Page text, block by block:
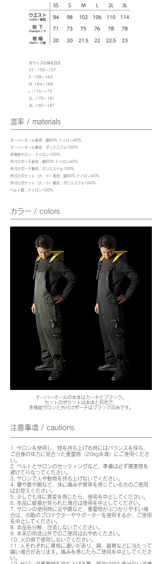
各サイズの身長目安
SS : 150～157
S :158～163
M :164～169
L :170～175
2L :176～181
3L :182～187
混率 / materials
オーバーオール表地 : 綿60% ナイロン40%
オーバーオール裏地 : ポリエステル100%
多機能サロン : ナイロン100%
外付けポーチ表地 : 綿60% ナイロン40%
外付けポーチ裏地 : ポリエステル100%
外付けポケット（大・小）表地 : 綿60% ナイロン40%
外付けポケット（大・小）裏地 : ポリエステル100%
ベルト類 : ナイロン100%
カラー / colors
オーバーオールの本体はカーキとブラック。
セットのポケットは本体と同色で、
多機能サロンと外付けポーチはブラックのみです。
注意事項 / cautions
1. サロンを使用し、物を持ち上げる時にはバランスを保ち、
ご自身の体力に見合った重量物（20kg未満）にご使用くださ
い。
2. ベルトとサロンのセッティングなど、準備は必ず障害物を
避けて行なってください。
3. サロンで人や動物を持ち上げないでください。
4. 腰や膝や腕など、体に痛みや異常を感じている方のご使用
はお控えください。
5. 少しでも体に異変を感じたら、使用を中止してください。
6. 本品に破損が見られた場合は使用を中止してください。
7. サロンの使用時に足や膝など、重量物がぶつかりやすい場
合は、市販のプロテクターやサポーターを使用するか、ご使用
を中止してください。
8. 本品を分解、改造しないでください。
9. 本来の用途以外でのご使用はおやめください。
10. 火の側で使用しないでください。
11. 人それぞれに骨格に違いがあり、肩、鎖骨などに当たって
痛い場合があります。痛みを感じたらご使用を中止してくださ
い。